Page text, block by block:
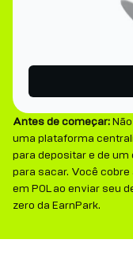
Antes de começar:
uma plataforma
para depositar e de
para sacar. Você
em POL ao enviar seu
zero da EarnPark.